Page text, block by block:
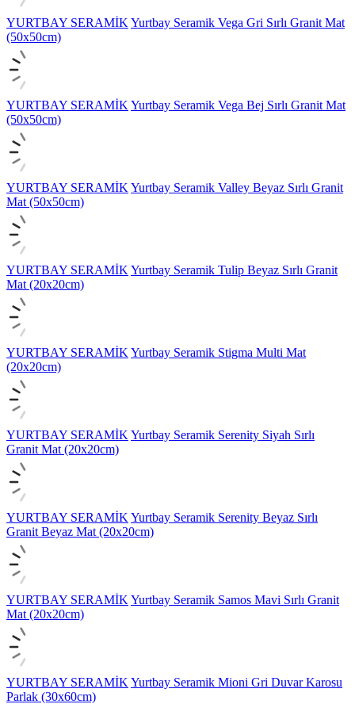
YURTBAY SERAMİK Yurtbay Seramik Vega Gri Sırlı Granit Mat
(50x50cm)
YURTBAY SERAMİK Yurtbay Seramik Vega Bej Sırlı Granit Mat
(50x50cm)
YURTBAY SERAMİK Yurtbay Seramik Valley Beyaz Sırlı Granit
Mat (50x50cm)
YURTBAY SERAMİK Yurtbay Seramik Tulip Beyaz Sırlı Granit
Mat (20x20cm)
YURTBAY SERAMİK Yurtbay Seramik Stigma Multi Mat
(20x20cm)
YURTBAY SERAMİK Yurtbay Seramik Serenity Siyah Sırlı
Granit Mat (20x20cm)
YURTBAY SERAMİK Yurtbay Seramik Serenity Beyaz Sırlı
Granit Beyaz Mat (20x20cm)
YURTBAY SERAMİK Yurtbay Seramik Samos Mavi Sırlı Granit
Mat (20x20cm)
YURTBAY SERAMİK Yurtbay Seramik Mioni Gri Duvar Karosu
Parlak (30x60cm)